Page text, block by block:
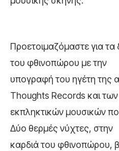
Προετοιμαζόμαστε για
του φθινοπώρου με την
υπογραφή του ηγέτη της
Thoughts Records και των
εκπληκτικών μουσικών
Δύο θερμές νύχτες, στην
καρδιά του φθινοπώρου,